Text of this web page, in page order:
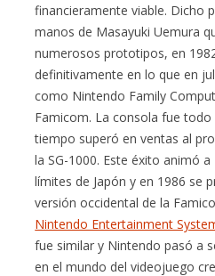
financieramente viable. Dicho
manos de Masayuki Uemura
numerosos prototipos, en
definitivamente en lo que en
como Nintendo Family
Famicom. La consola fue
tiempo superó en ventas al
la SG-1000. Este éxito animó
límites de Japón y en 1986 se
versión occidental de la
Nintendo Entertainment
fue similar y Nintendo pasó a
en el mundo del videojuego